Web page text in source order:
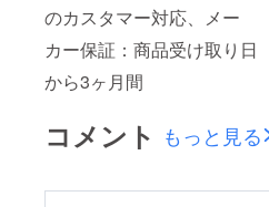
のカスタマー対応、メー
カー保証：商品受け取り日
から3ヶ月間
コメント もっと見る